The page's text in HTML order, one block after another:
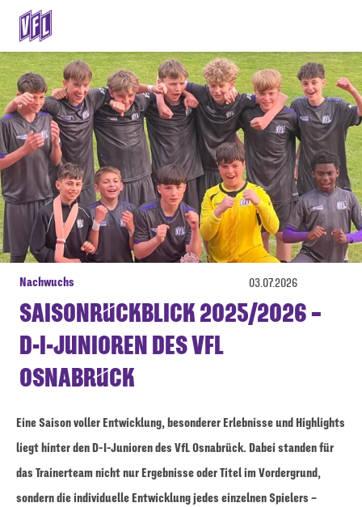
Nachwuchs 03.07.2026
SAISONRÜCKBLICK 2025/2026 –
D-I-JUNIOREN DES VFL
OSNABRÜCK
Eine Saison voller Entwicklung, besonderer Erlebnisse und Highlights
liegt hinter den D-I-Junioren des VfL Osnabrück. Dabei standen für
das Trainerteam nicht nur Ergebnisse oder Titel im Vordergrund,
sondern die individuelle Entwicklung jedes einzelnen Spielers –